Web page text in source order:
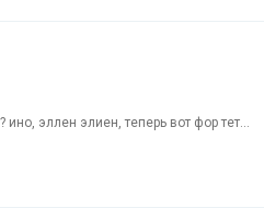
эллен элиен, теперь вот фор тет...